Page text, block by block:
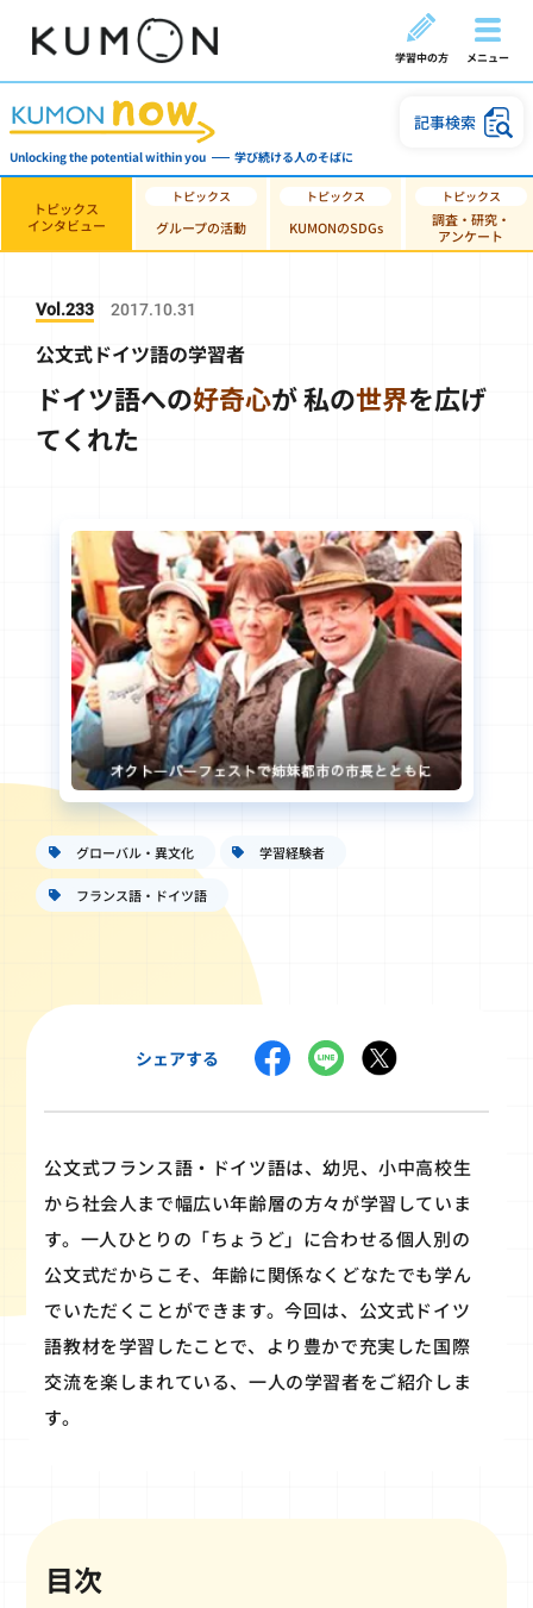
学習中の方 メニュー
Unlocking the potential within you 学び続ける人のそばに
記事検索
トピックス
インタビュー
グループの活動 KUMONのSDGs
調査・研究・
アンケート
Vol.233 2017.10.31
公文式ドイツ語の学習者
ドイツ語への好奇心が私の世界を広げ
てくれた
グローバル・異文化 学習経験者
フランス語・ドイツ語
シェアする
公文式フランス語・ドイツ語は、幼児、小中高校生
から社会人まで幅広い年齢層の方々が学習していま
す。一人ひとりの「ちょうど」に合わせる個人別の
公文式だからこそ、年齢に関係なくどなたでも学ん
でいただくことができます。今回は、公文式ドイツ
語教材を学習したことで、より豊かで充実した国際
交流を楽しまれている、一人の学習者をご紹介しま
す。
目次